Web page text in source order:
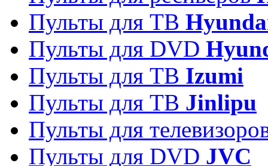
Пульты для ТВ
Пульты для DVD
Пульты для ТВ Izumi
Пульты для ТВ Jinlipu
Пульты для
Пульты для DVD JVC